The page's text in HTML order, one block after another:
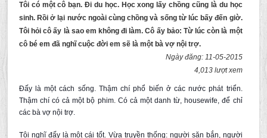
Tôi có một cô bạn. Đi du học. Học xong lấy chồng cũng là du học
sinh. Rồi ở lại nước ngoài cùng chồng và sống từ lúc bấy đến giờ.
Tôi hỏi cô ấy là sao em không đi làm. Cô ấy bảo: Từ lúc còn là một
cô bé em đã nghĩ cuộc đời em sẽ là một bà vợ nội trợ.
Ngày đăng: 11-05-2015
4,013 lượt xem
Đấy là một cách sống. Thậm chí phổ biến ở các nước phát triển.
Thậm chí có cả một bộ phim. Có cả một danh từ, housewife, để chỉ
các bà vợ nội trợ.
Tôi nghĩ đấy là một cái tốt. Vừa truyền thống: người săn bắn, người